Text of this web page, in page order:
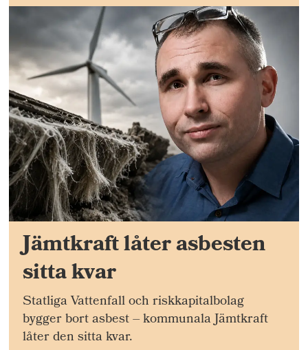
Jämtkraft låter asbesten
sitta kvar
Statliga Vattenfall och riskkapitalbolag
bygger bort asbest – kommunala Jämtkraft
låter den sitta kvar.